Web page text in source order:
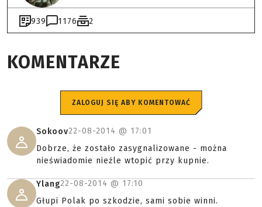
939 1176 2
KOMENTARZE
ZALOGUJ SIĘ ABY KOMENTOWAĆ
Sokoov22-08-2014 @ 17:01
Dobrze, że zostało zasygnalizowane - można
nieświadomie nieźle wtopić przy kupnie.
Ylang22-08-2014 @ 17:10
Głupi Polak po szkodzie, sami sobie winni.